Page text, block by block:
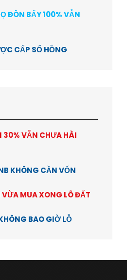
ĐÒN BẨY 100% VẪN
CẤP SỔ HỒNG
30% VẪN CHƯA HÀI
KHÔNG CẦN VỐN
VỪA MUA XONG LÔ ĐẤT
BAO GIỜ LỖ